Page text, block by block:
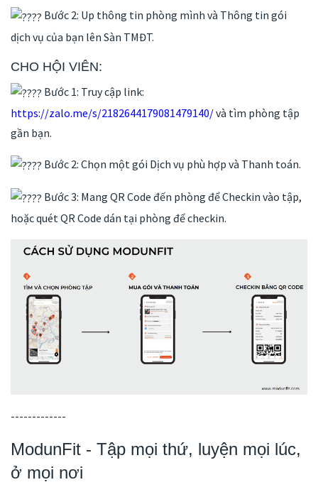
Bước 2: Up thông tin phòng mình và Thông tin gói
dịch vụ của bạn lên Sàn TMĐT.
CHO HỘI VIÊN:
Bước 1: Truy cập link:
https://zalo.me/s/2182644179081479140/và tìm phòng tập
gần bạn.
Bước 2: Chọn một gói Dịch vụ phù hợp và Thanh toán.
Bước 3: Mang QR Code đến phòng để Checkin vào tập,
hoặc quét QR Code dán tại phòng để checkin.
-------------
ModunFit - Tập mọi thứ, luyện mọi lúc,
ở mọi nơi